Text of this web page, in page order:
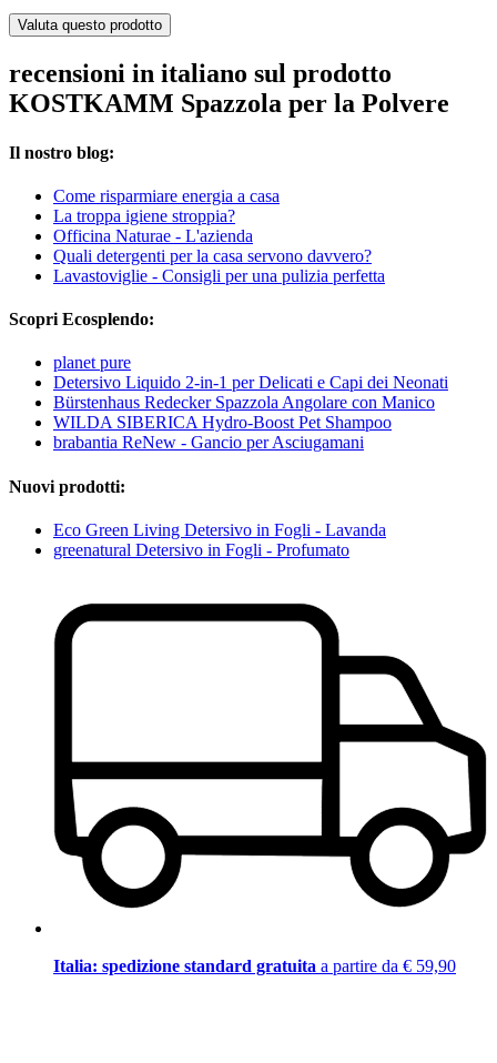
Valuta questo prodotto
recensioni in italiano sul prodotto
KOSTKAMM Spazzola per la Polvere
Il nostro blog:
Come risparmiare energia a casa
La troppa igiene stroppia?
Officina Naturae - L'azienda
Quali detergenti per la casa servono davvero?
Lavastoviglie - Consigli per una pulizia perfetta
Scopri Ecosplendo:
planet pure
Detersivo Liquido 2-in-1 per Delicati e Capi dei Neonati
Bürstenhaus Redecker Spazzola Angolare con Manico
WILDA SIBERICA Hydro-Boost Pet Shampoo
brabantia ReNew - Gancio per Asciugamani
Nuovi prodotti:
Eco Green Living Detersivo in Fogli - Lavanda
greenatural Detersivo in Fogli - Profumato
Italia: spedizione standard gratuita a partire da € 59,90